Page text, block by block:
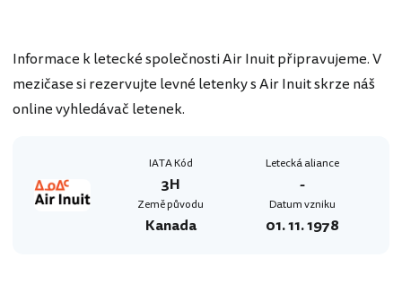
Informace k letecké společnosti Air Inuit připravujeme. V
mezičase si rezervujte levné letenky s Air Inuit skrze náš
online vyhledávač letenek.
IATA Kód
3H
Letecká aliance
-
Země původu
Kanada
Datum vzniku
01. 11. 1978